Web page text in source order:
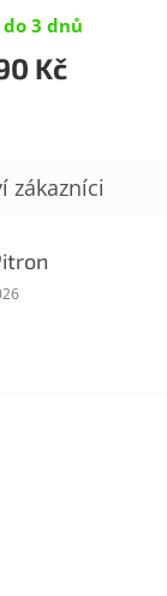
R
3 dnů
Kč
obchodu je 5 z